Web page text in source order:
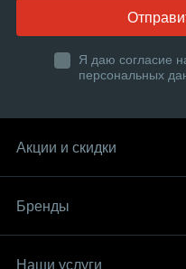
Я даю согласие
персональных
Акции и скидки
Бренды
Наши услуги